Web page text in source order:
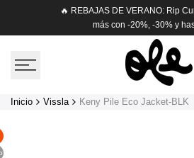
🔥 REBAJAS DE VERANO: Rip
más con -20%, -30% y
Inicio Vissla Keny Pile Eco Jacket-BLK